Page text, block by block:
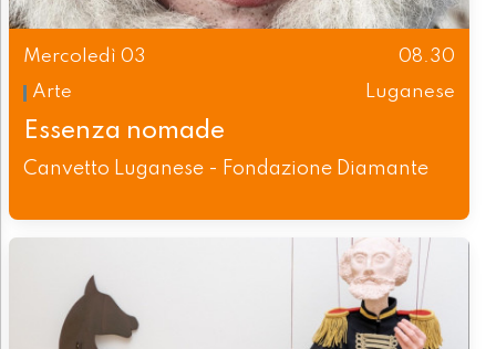
Mercoledì 03
08.30
Arte
Luganese
Essenza nomade
Canvetto Luganese - Fondazione Diamante